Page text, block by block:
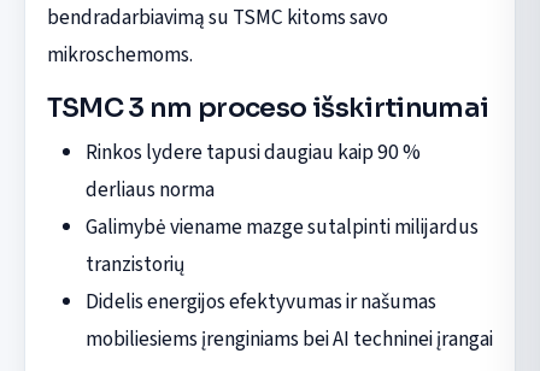
bendradarbiavimą su TSMC kitoms savo
mikroschemoms.
TSMC 3 nm proceso išskirtinumai
Rinkos lydere tapusi daugiau kaip 90 %
derliaus norma
Galimybė viename mazge sutalpinti milijardus
tranzistorių
Didelis energijos efektyvumas ir našumas
mobiliesiems įrenginiams bei AI techninei įrangai